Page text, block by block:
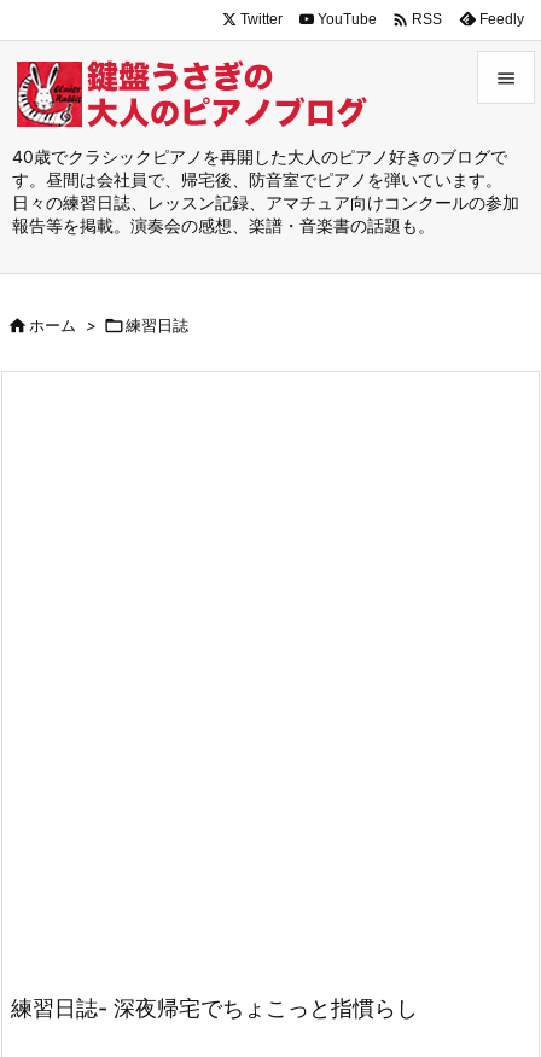
40歳でクラシックピアノを再開した大人のピアノ好きのブログで
す。昼間は会社員で、帰宅後、防音室でピアノを弾いています。
日々の練習日誌、レッスン記録、アマチュア向けコンクールの参加
報告等を掲載。演奏会の感想、楽譜・音楽書の話題も。

メニュ

サイド
前へ

Twitter YouTube  RSS Feedly
ホーム > 練習日誌
練習日誌- 深夜帰宅でちょこっと指慣らし